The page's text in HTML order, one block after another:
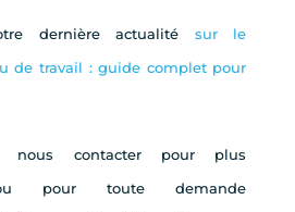
dernière actualité sur le
de travail : guide complet pour
nous contacter pour plus
ou pour toute demande